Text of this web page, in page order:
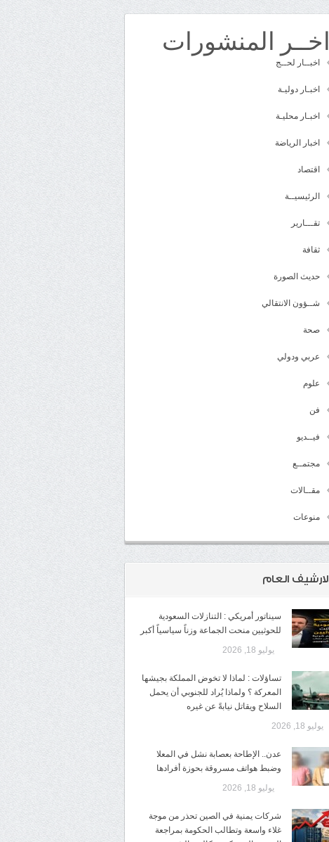
اخــر المنشورات
اخبــار لحــج
اخبـار دوليـة
اخبـار محليـة
اخبار الرياضة
اقتصاد
الرئيسيــة
تقـــارير
ثقافة
حديث الصورة
شــؤون الانتقالي
صحة
عربي ودولي
علوم
فن
فيــديو
مجتمــع
مقــالات
منوعات
العام
سيناتور أمريكي : التنازلات السعودية
للحوثيين منحت الجماعة وزناً سياسياً أكبر
يوليو 18, 2026
تساؤلات : لماذا لا تخوض المملكة بجيشها
المعركة ؟ ولماذا يُراد للجنوبي أن يحمل
السلاح ويقاتل نيابةً عن غيره
يوليو 18, 2026
عدن.. الإطاحة بعصابة نشل في المعلا
وضبط هواتف مسروقة بحوزة أفرادها
يوليو 18, 2026
شركات يمنية في الصين تحذر من موجة
غلاء واسعة وتطالب الحكومة بمراجعة